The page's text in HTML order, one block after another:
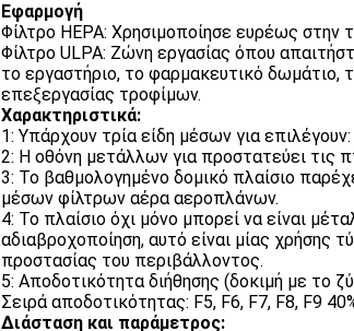
Εφαρμογή
Φίλτρο HEPA: Χρησιμοποίησε ευρέως στην
Φίλτρο ULPA: Ζώνη εργασίας όπου
το εργαστήριο, το φαρμακευτικό δωμάτιο,
επεξεργασίας τροφίμων.
Χαρακτηριστικά:
1: Υπάρχουν τρία είδη μέσων για επιλέγουν:
2: Η οθόνη μετάλλων για προστατεύει τις
3: Το βαθμολογημένο δομικό πλαίσιο
μέσων φίλτρων αέρα αεροπλάνων.
4: Το πλαίσιο όχι μόνο μπορεί να είναι
αδιαβροχοποίηση, αυτό είναι μίας
προστασίας του περιβάλλοντος.
5: Αποδοτικότητα διήθησης (δοκιμή με το
Σειρά αποδοτικότητας: F5, F6, F7, F8, F9
Διάσταση και παράμετρος: